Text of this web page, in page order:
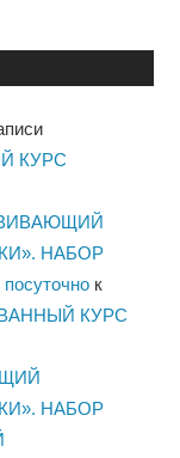
КУРС
НАБОР
к
КУРС
НАБОР